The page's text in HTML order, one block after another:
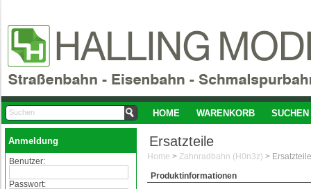
HOME WARENKORB SUCHEN
Anmeldung
Benutzer:
Passwort:
Ersatzteile
Home > Zahnradbahn (H0n3z) > Ersatzteile
Produktinformationen